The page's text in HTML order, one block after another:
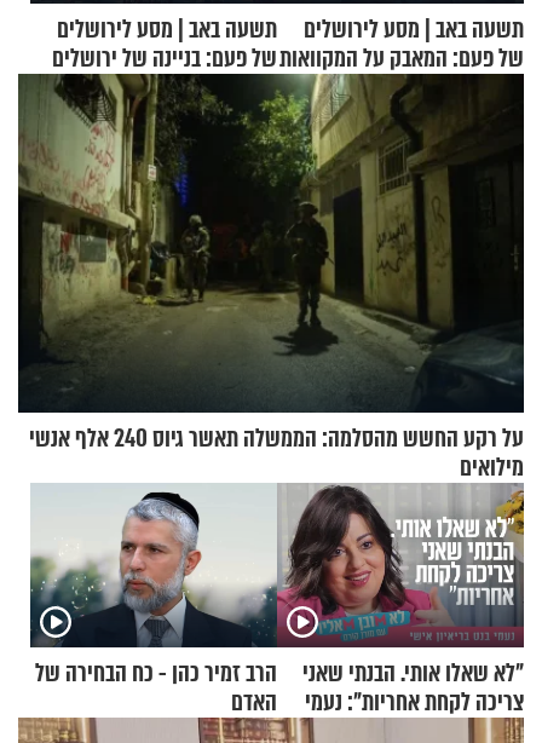
תשעה באב | מסע לירושלים
של פעם: המאבק על המקוואות
תשעה באב | מסע לירושלים
של פעם: בניינה של ירושלים
על רקע החשש מהסלמה: הממשלה תאשר גיוס 240 אלף אנשי
מילואים
"לא שאלו אותי. הבנתי שאני
צריכה לקחת אחריות": נעמי
בנט בריאיון אישי
הרב זמיר כהן - כח הבחירה של
האדם